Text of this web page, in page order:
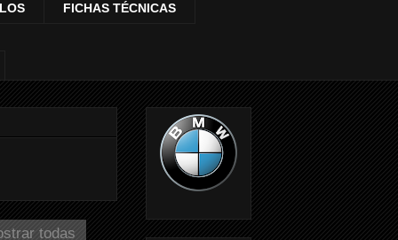
FICHAS TÉCNICAS
todas